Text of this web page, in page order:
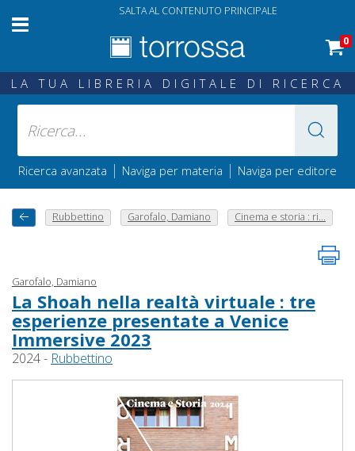
SALTA AL CONTENUTO PRINCIPALE
0
LA TUA LIBRERIA DIGITALE DI RICERCA
Ricerca avanzata | Naviga per materia | Naviga per editore
Rubbettino Garofalo, Damiano Cinema e storia : ri...
Garofalo, Damiano
La Shoah nella realtà virtuale : tre
esperienze presentate a Venice
Immersive 2023
2024 - Rubbettino